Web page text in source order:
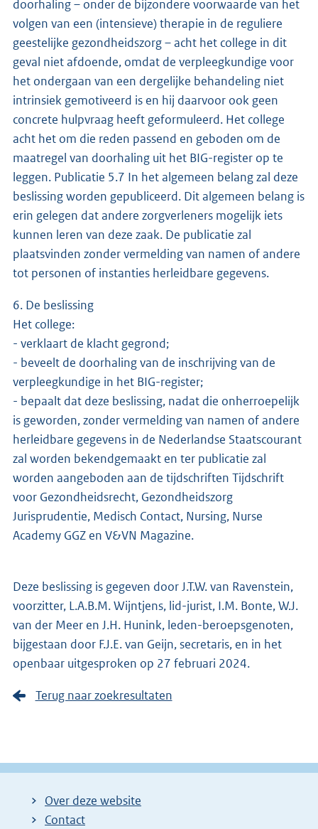
doorhaling – onder de bijzondere voorwaarde van het
volgen van een (intensieve) therapie in de reguliere
geestelijke gezondheidszorg – acht het college in dit
geval niet afdoende, omdat de verpleegkundige voor
het ondergaan van een dergelijke behandeling niet
intrinsiek gemotiveerd is en hij daarvoor ook geen
concrete hulpvraag heeft geformuleerd. Het college
acht het om die reden passend en geboden om de
maatregel van doorhaling uit het BIG-register op te
leggen. Publicatie 5.7 In het algemeen belang zal deze
beslissing worden gepubliceerd. Dit algemeen belang is
erin gelegen dat andere zorgverleners mogelijk iets
kunnen leren van deze zaak. De publicatie zal
plaatsvinden zonder vermelding van namen of andere
tot personen of instanties herleidbare gegevens.
6. De beslissing
Het college:
- verklaart de klacht gegrond;
- beveelt de doorhaling van de inschrijving van de
verpleegkundige in het BIG-register;
- bepaalt dat deze beslissing, nadat die onherroepelijk
is geworden, zonder vermelding van namen of andere
herleidbare gegevens in de Nederlandse Staatscourant
zal worden bekendgemaakt en ter publicatie zal
worden aangeboden aan de tijdschriften Tijdschrift
voor Gezondheidsrecht, Gezondheidszorg
Jurisprudentie, Medisch Contact, Nursing, Nurse
Academy GGZ en V&VN Magazine.
Deze beslissing is gegeven door J.T.W. van Ravenstein,
voorzitter, L.A.B.M. Wijntjens, lid-jurist, I.M. Bonte, W.J.
van der Meer en J.H. Hunink, leden-beroepsgenoten,
bijgestaan door F.J.E. van Geijn, secretaris, en in het
openbaar uitgesproken op 27 februari 2024.
Terug naar zoekresultaten
Over deze website
Contact